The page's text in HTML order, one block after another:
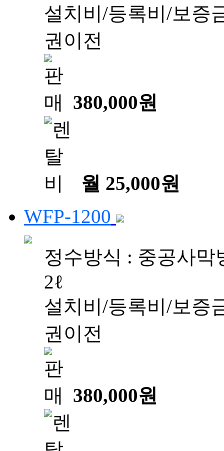
설치비/등록비/보증
권이전
380,000원
월 25,000원
WFP-1200
정수방식 : 중공사막
2ℓ
설치비/등록비/보증
권이전
380,000원